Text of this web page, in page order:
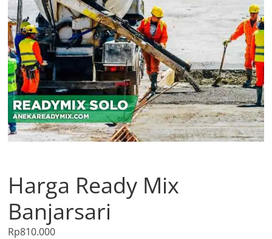
Harga Ready Mix
Banjarsari
Rp810.000